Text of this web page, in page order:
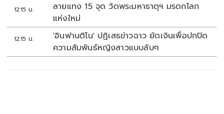
12:15 น.
ลายแทง 15 จุด วัดพระมหาธาตุฯ มรดกโลก
แห่งใหม่
12:15 น.
'อินฟานติโน' ปฏิเสธข่าวฉาว ยัดเงินเพื่อปกปิด
ความสัมพันธ์หญิงสาวแบบลับๆ